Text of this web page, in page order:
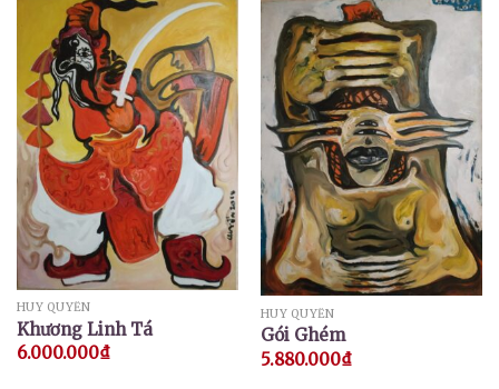
HUY QUYỂN
Khương Linh Tá
6.000.000₫
HUY QUYỂN
Gói Ghém
5.880.000₫